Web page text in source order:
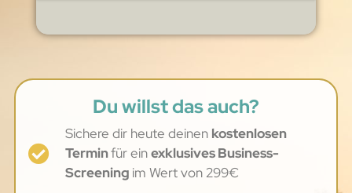
Du willst das auch?
Sichere dir heute deinen kostenlosen
Terminfür einexklusives Business-
Screening im Wert von 299€